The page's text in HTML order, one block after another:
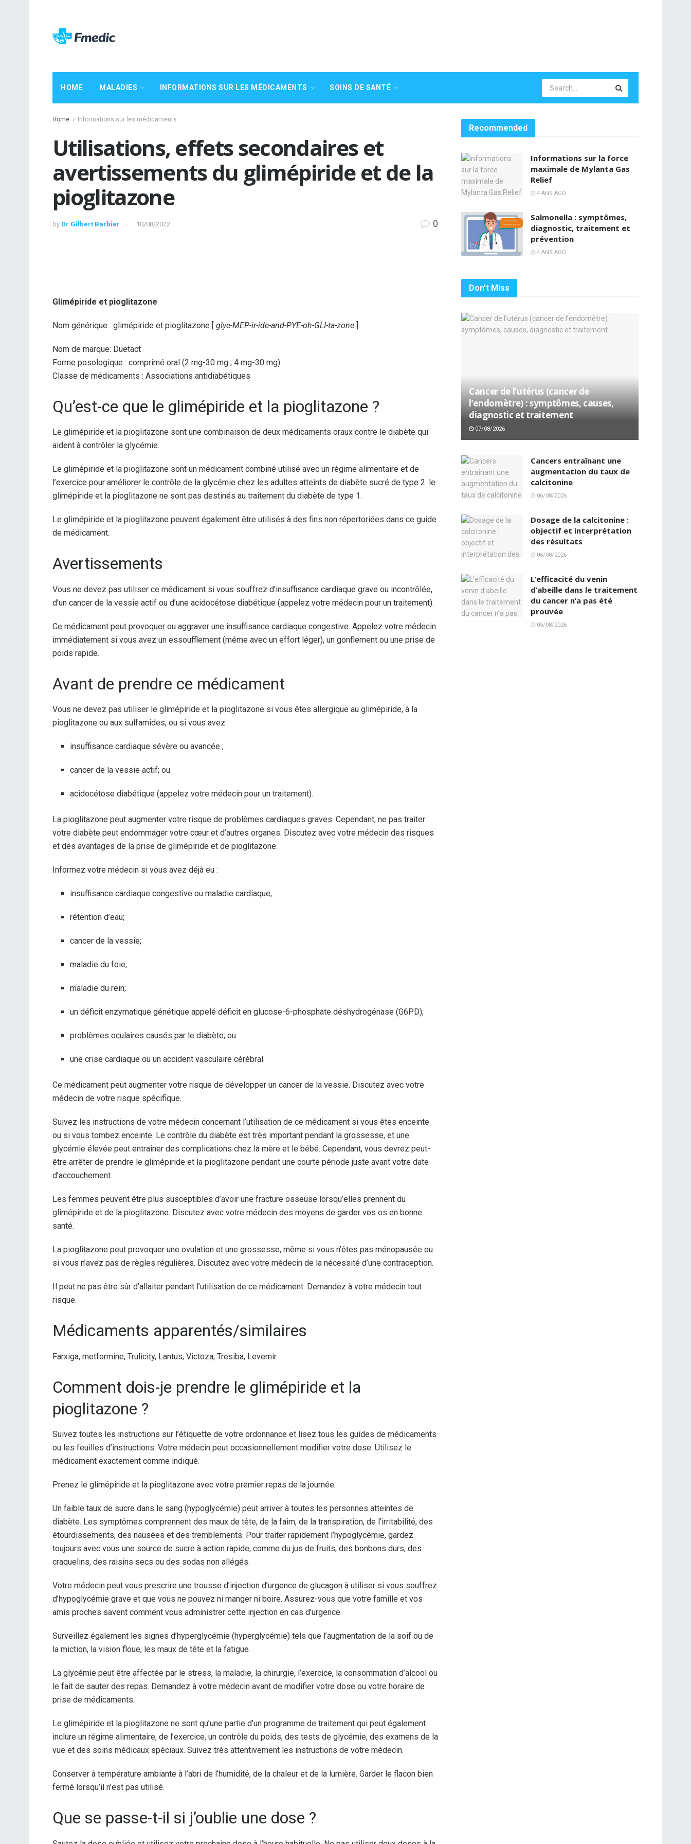
HOME MALADIES INFORMATIONS SUR LES MÉDICAMENTS SOINS DE SANTÉ
Home Informations sur les médicaments
Utilisations, effets secondaires et
avertissements du glimépiride et de la
pioglitazone
by Dr Gilbert Barbier 10/08/2022 0
Glimépiride et pioglitazone
Nom générique : glimépiride et pioglitazone [ glye-MEP-ir-ide-and-PYE-oh-GLI-ta-zone ]
Nom de marque: Duetact
Forme posologique : comprimé oral (2 mg-30 mg ; 4 mg-30 mg)
Classe de médicaments : Associations antidiabétiques
Qu’est-ce que le glimépiride et la pioglitazone ?
Le glimépiride et la pioglitazone sont une combinaison de deux médicaments oraux contre le diabète qui
aident à contrôler la glycémie.
Le glimépiride et la pioglitazone sont un médicament combiné utilisé avec un régime alimentaire et de
l’exercice pour améliorer le contrôle de la glycémie chez les adultes atteints de diabète sucré de type 2. le
glimépiride et la pioglitazone ne sont pas destinés au traitement du diabète de type 1.
Le glimépiride et la pioglitazone peuvent également être utilisés à des fins non répertoriées dans ce guide
de médicament.
Avertissements
Vous ne devez pas utiliser ce médicament si vous souffrez d’insuffisance cardiaque grave ou incontrôlée,
d’un cancer de la vessie actif ou d’une acidocétose diabétique (appelez votre médecin pour un traitement).
Ce médicament peut provoquer ou aggraver une insuffisance cardiaque congestive. Appelez votre médecin
immédiatement si vous avez un essoufflement (même avec un effort léger), un gonflement ou une prise de
poids rapide.
Avant de prendre ce médicament
Vous ne devez pas utiliser le glimépiride et la pioglitazone si vous êtes allergique au glimépiride, à la
pioglitazone ou aux sulfamides, ou si vous avez :
insuffisance cardiaque sévère ou avancée ;
cancer de la vessie actif; ou
acidocétose diabétique (appelez votre médecin pour un traitement).
La pioglitazone peut augmenter votre risque de problèmes cardiaques graves. Cependant, ne pas traiter
votre diabète peut endommager votre cœur et d’autres organes. Discutez avec votre médecin des risques
et des avantages de la prise de glimépiride et de pioglitazone.
Informez votre médecin si vous avez déjà eu :
insuffisance cardiaque congestive ou maladie cardiaque;
rétention d’eau;
cancer de la vessie;
maladie du foie;
maladie du rein;
un déficit enzymatique génétique appelé déficit en glucose-6-phosphate déshydrogénase (G6PD);
problèmes oculaires causés par le diabète; ou
une crise cardiaque ou un accident vasculaire cérébral.
Ce médicament peut augmenter votre risque de développer un cancer de la vessie. Discutez avec votre
médecin de votre risque spécifique.
Suivez les instructions de votre médecin concernant l’utilisation de ce médicament si vous êtes enceinte
ou si vous tombez enceinte. Le contrôle du diabète est très important pendant la grossesse, et une
glycémie élevée peut entraîner des complications chez la mère et le bébé. Cependant, vous devrez peut-
être arrêter de prendre le glimépiride et la pioglitazone pendant une courte période juste avant votre date
d’accouchement.
Les femmes peuvent être plus susceptibles d’avoir une fracture osseuse lorsqu’elles prennent du
glimépiride et de la pioglitazone. Discutez avec votre médecin des moyens de garder vos os en bonne
santé.
La pioglitazone peut provoquer une ovulation et une grossesse, même si vous n’êtes pas ménopausée ou
si vous n’avez pas de règles régulières. Discutez avec votre médecin de la nécessité d’une contraception.
Il peut ne pas être sûr d’allaiter pendant l’utilisation de ce médicament. Demandez à votre médecin tout
risque.
Médicaments apparentés/similaires
Farxiga, metformine, Trulicity, Lantus, Victoza, Tresiba, Levemir
Comment dois-je prendre le glimépiride et la
pioglitazone ?
Suivez toutes les instructions sur l’étiquette de votre ordonnance et lisez tous les guides de médicaments
ou les feuilles d’instructions. Votre médecin peut occasionnellement modifier votre dose. Utilisez le
médicament exactement comme indiqué.
Prenez le glimépiride et la pioglitazone avec votre premier repas de la journée.
Un faible taux de sucre dans le sang (hypoglycémie) peut arriver à toutes les personnes atteintes de
diabète. Les symptômes comprennent des maux de tête, de la faim, de la transpiration, de l’irritabilité, des
étourdissements, des nausées et des tremblements. Pour traiter rapidement l’hypoglycémie, gardez
toujours avec vous une source de sucre à action rapide, comme du jus de fruits, des bonbons durs, des
craquelins, des raisins secs ou des sodas non allégés.
Votre médecin peut vous prescrire une trousse d’injection d’urgence de glucagon à utiliser si vous souffrez
d’hypoglycémie grave et que vous ne pouvez ni manger ni boire. Assurez-vous que votre famille et vos
amis proches savent comment vous administrer cette injection en cas d’urgence.
Surveillez également les signes d’hyperglycémie (hyperglycémie) tels que l’augmentation de la soif ou de
la miction, la vision floue, les maux de tête et la fatigue.
La glycémie peut être affectée par le stress, la maladie, la chirurgie, l’exercice, la consommation d’alcool ou
le fait de sauter des repas. Demandez à votre médecin avant de modifier votre dose ou votre horaire de
prise de médicaments.
Le glimépiride et la pioglitazone ne sont qu’une partie d’un programme de traitement qui peut également
inclure un régime alimentaire, de l’exercice, un contrôle du poids, des tests de glycémie, des examens de la
vue et des soins médicaux spéciaux. Suivez très attentivement les instructions de votre médecin.
Conserver à température ambiante à l’abri de l’humidité, de la chaleur et de la lumière. Garder le flacon bien
fermé lorsqu’il n’est pas utilisé.
Que se passe-t-il si j’oublie une dose ?
Recommended
Informations sur la force
maximale de Mylanta Gas
Relief
4 ANS AGO
Salmonella : symptômes,
diagnostic, traitement et
prévention
4 ANS AGO
Don't Miss
Cancer de l’utérus (cancer de
l’endomètre) : symptômes, causes,
diagnostic et traitement
07/08/2026
Cancers entraînant une
augmentation du taux de
calcitonine
06/08/2026
Dosage de la calcitonine :
objectif et interprétation
des résultats
06/08/2026
L’efficacité du venin
d’abeille dans le traitement
du cancer n’a pas été
prouvée
05/08/2026